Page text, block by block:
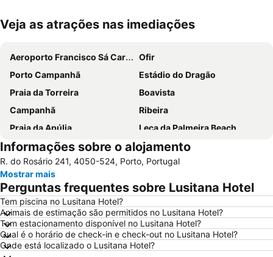
Ampliar mapa
Veja as atrações nas imediações
Aeroporto Francisco Sá Carneiro
Ofir
Porto Campanhã
Estádio do Dragão
Praia da Torreira
Boavista
Campanhã
Ribeira
Praia da Apúlia
Leça da Palmeira Beach
Parque aquático de Amarante
Pavilhão Multiusos Gondomar
Praia do Furadouro
Cais de Gaia
Magikland
Pavilhão Rosa Mota
Norteshopping
Rua Santa Catarina
Baixa
Centro Histórico do Porto
Casa da Música
Parque & Zoo Santo Inácio
Estação São Bento
Aver-o-Mar Beach
Informações sobre o alojamento
R. do Rosário 241, 4050-524, Porto, Portugal
Mostrar mais
Perguntas frequentes sobre Lusitana Hotel
Tem piscina no Lusitana Hotel?
Animais de estimação são permitidos no Lusitana Hotel?
Tem estacionamento disponível no Lusitana Hotel?
Qual é o horário de check-in e check-out no Lusitana Hotel?
Onde está localizado o Lusitana Hotel?